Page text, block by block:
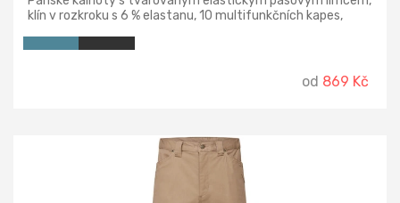
klín v rozkroku s 6 % elastanu, 10 multifunkčních kapes,
od 869 Kč